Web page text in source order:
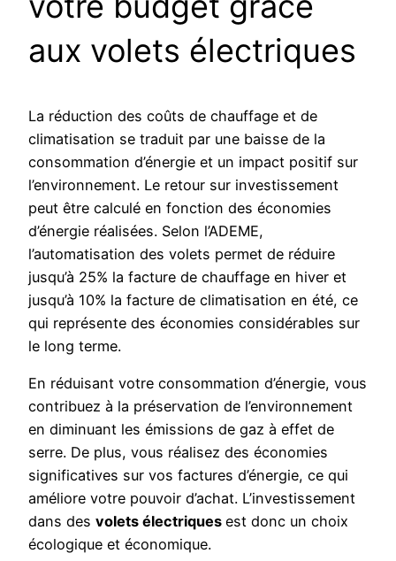
aux volets électriques
La réduction des coûts de chauffage et de
climatisation se traduit par une baisse de la
consommation d’énergie et un impact positif sur
l’environnement. Le retour sur investissement
peut être calculé en fonction des économies
d’énergie réalisées. Selon l’ADEME,
l’automatisation des volets permet de réduire
jusqu’à 25% la facture de chauffage en hiver et
jusqu’à 10% la facture de climatisation en été, ce
qui représente des économies considérables sur
le long terme.
En réduisant votre consommation d’énergie, vous
contribuez à la préservation de l’environnement
en diminuant les émissions de gaz à effet de
serre. De plus, vous réalisez des économies
significatives sur vos factures d’énergie, ce qui
améliore votre pouvoir d’achat. L’investissement
dans des volets électriques est donc un choix
écologique et économique.